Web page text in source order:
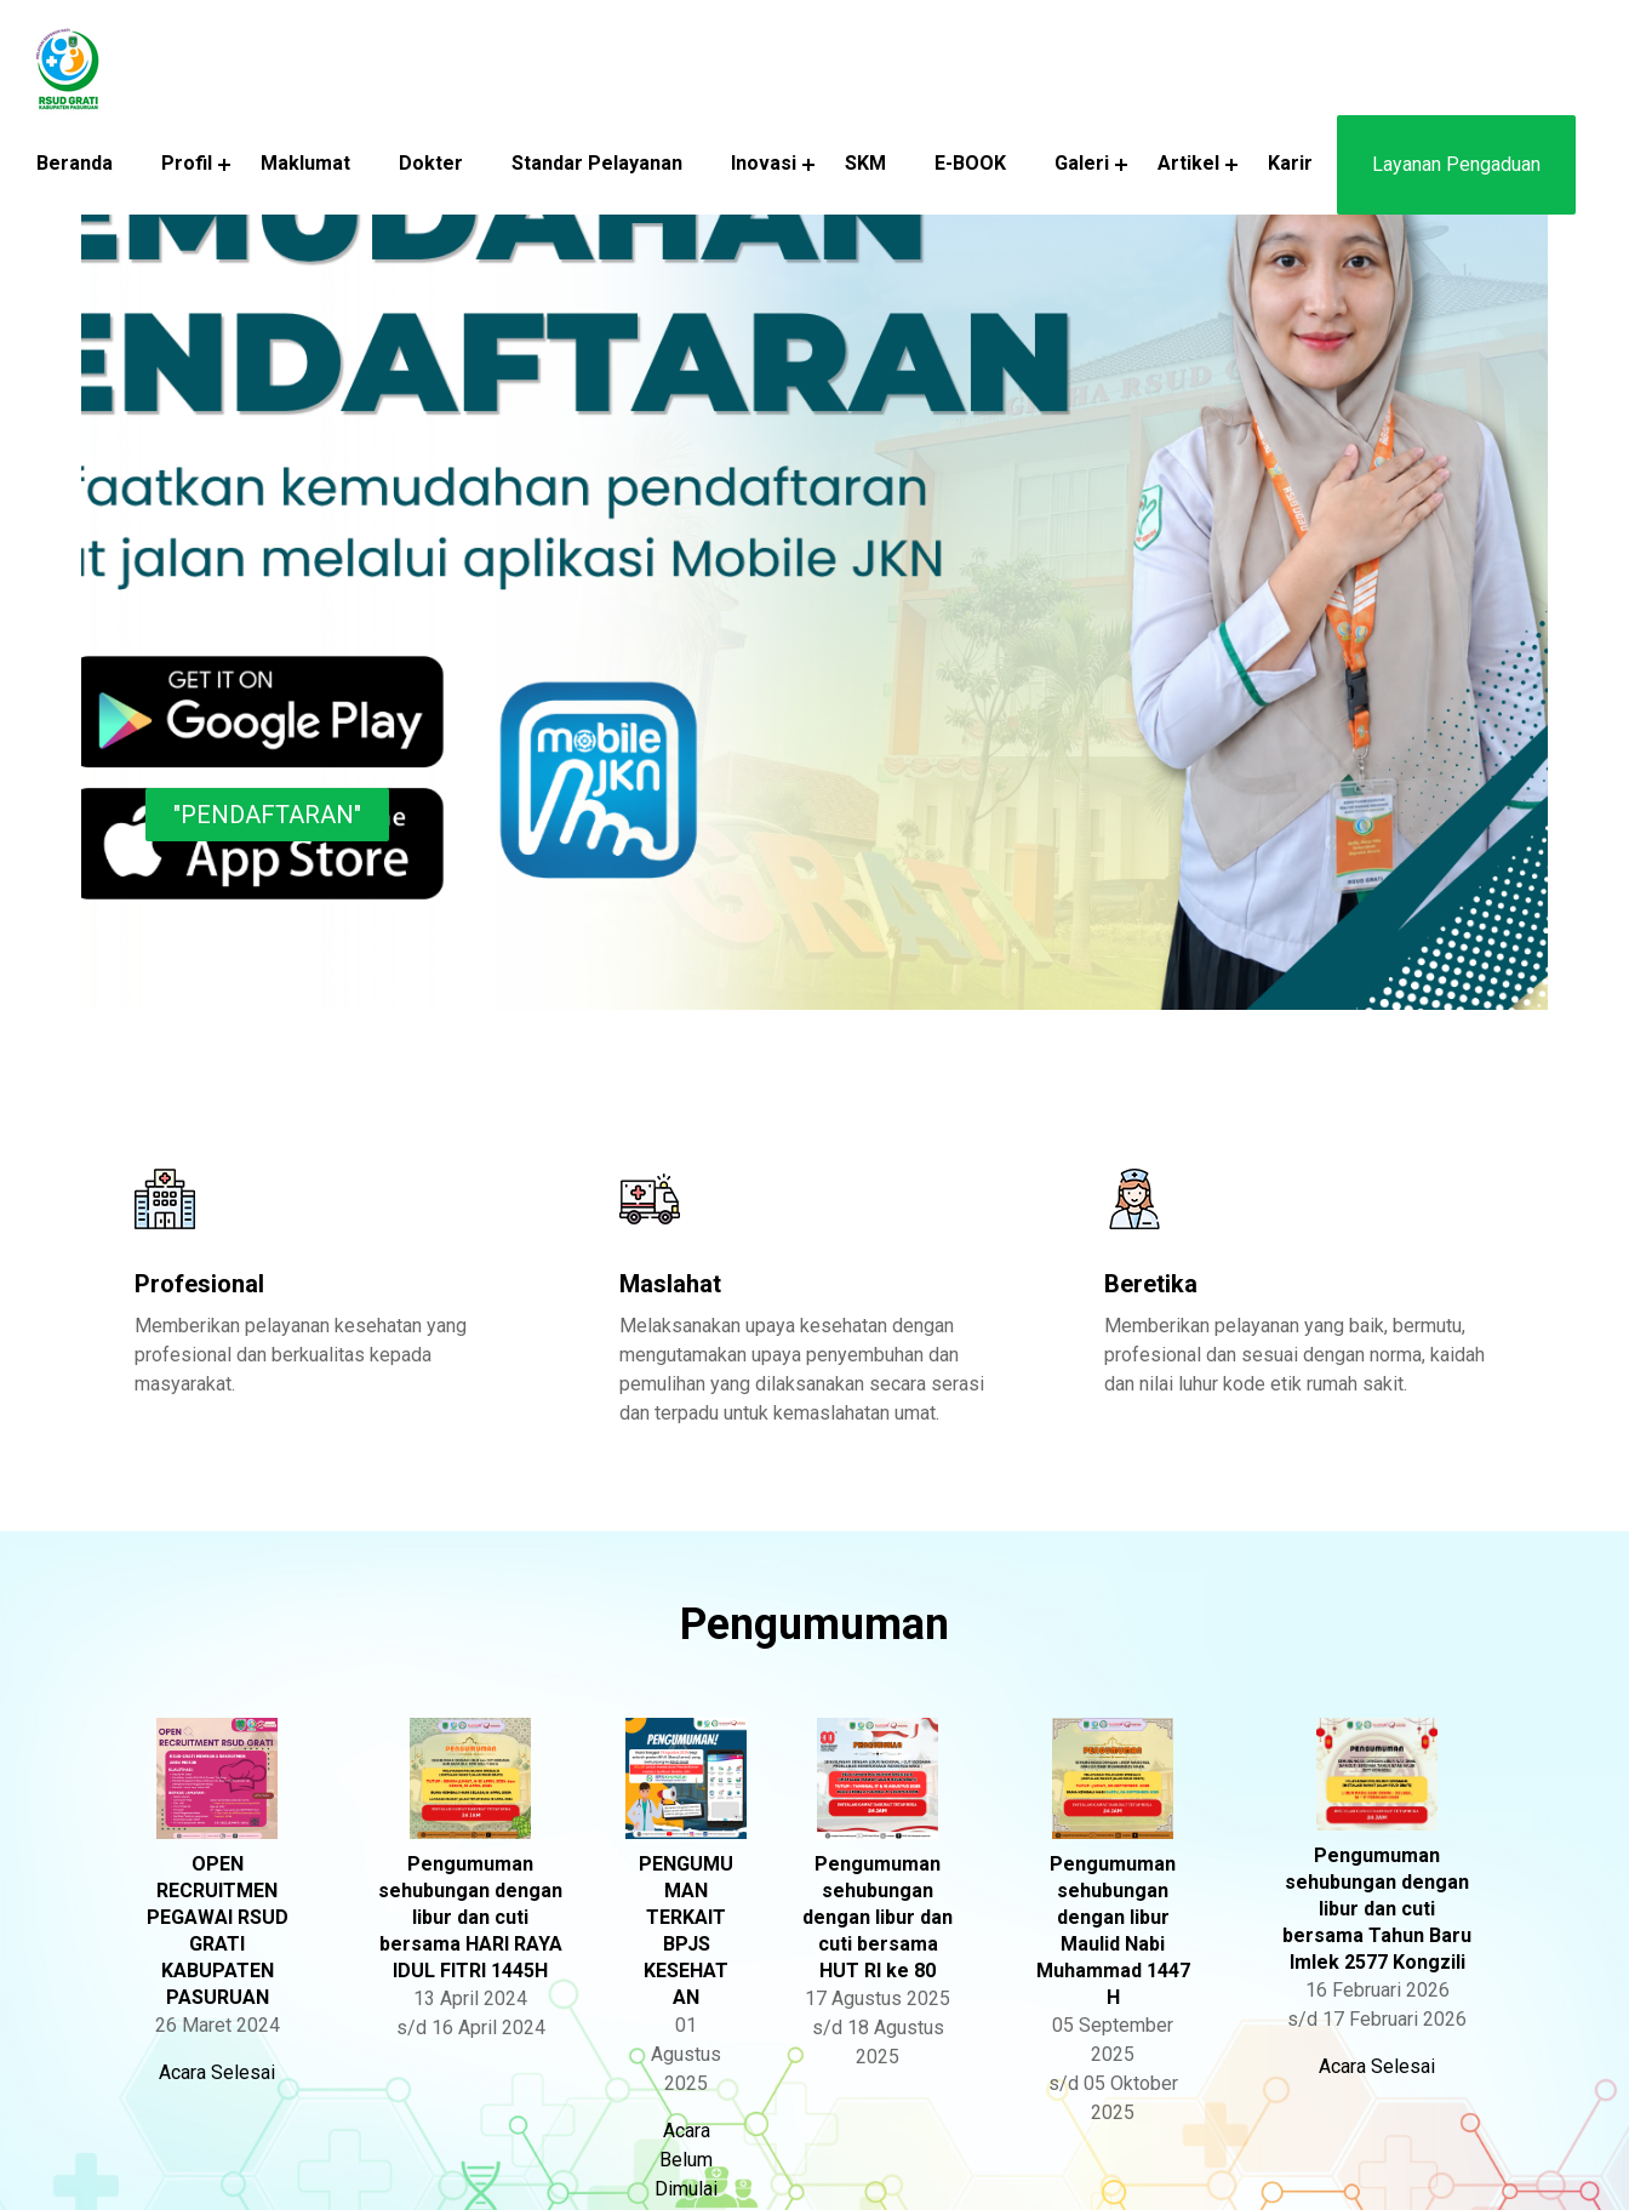
Beranda Profil Maklumat Dokter Standar Pelayanan Inovasi SKM E-BOOK Galeri Artikel Karir Layanan Pengaduan
"SI PINTER SAKTI"
Profesional
Memberikan pelayanan kesehatan yang
profesional dan berkualitas kepada
masyarakat.
Maslahat
Melaksanakan upaya kesehatan dengan
mengutamakan upaya penyembuhan dan
pemulihan yang dilaksanakan secara serasi
dan terpadu untuk kemaslahatan umat.
Beretika
Memberikan pelayanan yang baik, bermutu,
profesional dan sesuai dengan norma, kaidah
dan nilai luhur kode etik rumah sakit.
Pengumuman
OPEN
RECRUITMEN
PEGAWAI RSUD
GRATI
KABUPATEN
PASURUAN
26 Maret 2024
Acara Selesai
Pengumuman
sehubungan dengan
libur dan cuti
bersama HARI RAYA
IDUL FITRI 1445H
13 April 2024
s/d 16 April 2024
PENGUMU
MAN
TERKAIT
BPJS
KESEHAT
AN
01
Agustus
2025
Acara
Belum
Dimulai
Pengumuman
sehubungan
dengan libur dan
cuti bersama
HUT RI ke 80
17 Agustus 2025
s/d 18 Agustus
2025
Pengumuman
sehubungan
dengan libur
Maulid Nabi
Muhammad 1447
H
05 September
2025
s/d 05 Oktober
2025
Pengumuman
sehubungan dengan
libur dan cuti
bersama Tahun Baru
Imlek 2577 Kongzili
16 Februari 2026
s/d 17 Februari 2026
Acara Selesai